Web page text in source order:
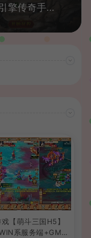
战神引擎传奇手游【巅峰之战三职】最新整理Win系服务端+安卓苹果双端+GM授权后台+详细搭建教程
【萌斗三国H5】
系服务端+GM